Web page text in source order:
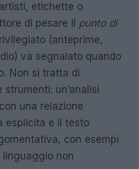
etichette o
di pesare il punto di
(anteprime,
va segnalato quando
Non si tratta di
un’analisi
una relazione
esplicita e il testo
con esempi
non